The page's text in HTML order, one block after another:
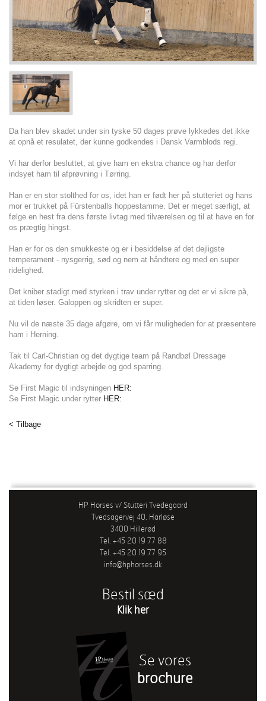
Da han blev skadet under sin tyske 50 dages prøve lykkedes det ikke
at opnå et resulatet, der kunne godkendes i Dansk Varmblods regi.
Vi har derfor besluttet, at give ham en ekstra chance og har derfor
indsyet ham til afprøvning i Tørring.
Han er en stor stolthed for os, idet han er født her på stutteriet og hans
mor er trukket på Fürstenballs hoppestamme. Det er meget særligt, at
følge en hest fra dens første livtag med tilværelsen og til at have en for
os prægtig hingst.
Han er for os den smukkeste og er i besiddelse af det dejligste
temperament - nysgerrig, sød og nem at håndtere og med en super
ridelighed.
Det kniber stadigt med styrken i trav under rytter og det er vi sikre på,
at tiden løser. Galoppen og skridten er super.
Nu vil de næste 35 dage afgøre, om vi får muligheden for at præsentere
ham i Herning.
Tak til Carl-Christian og det dygtige team på Randbøl Dressage
Akademy for dygtigt arbejde og god sparring.
Se First Magic til indsyningen HER:
Se First Magic under rytter HER:
< Tilbage
HP Horses v/ Stutteri Tvedegaard
Tvedsagervej 40, Harløse
3400 Hillerød
Tel. +45 20 19 77 88
Tel. +45 20 19 77 95
info@hphorses.dk
Bestil sæd
Klik her
Se vores
brochure